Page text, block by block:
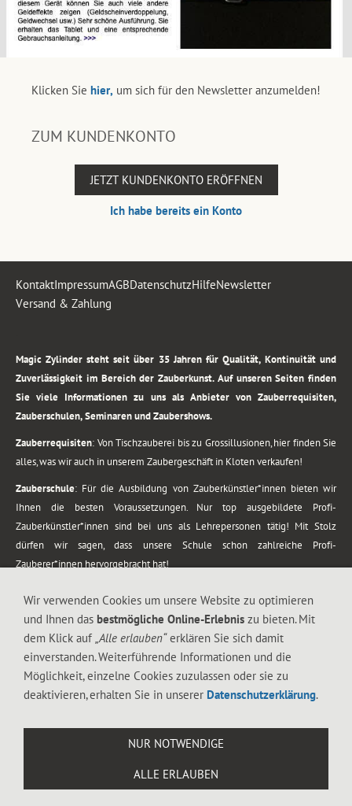
Klicken Sie hier, um sich für den Newsletter anzumelden!
ZUM KUNDENKONTO
JETZT KUNDENKONTO ERÖFFNEN
Ich habe bereits ein Konto
KontaktImpressumAGBDatenschutzHilfeNewsletter
Versand & Zahlung
Magic Zylinder steht seit über 35 Jahren für Qualität, Kontinuität und
Zuverlässigkeit im Bereich der Zauberkunst. Auf unseren Seiten finden
Sie viele Informationen zu uns als Anbieter von Zauberrequisiten,
Zauberschulen, Seminaren und Zaubershows.
Zauberrequisiten: Von Tischzauberei bis zu Grossillusionen, hier finden Sie
alles, was wir auch in unserem Zaubergeschäft in Kloten verkaufen!
Zauberschule: Für die Ausbildung von Zauberkünstler*innen bieten wir
Ihnen die besten Voraussetzungen. Nur top ausgebildete Profi-
Zauberkünstler*innen sind bei uns als Lehrepersonen tätig! Mit Stolz
dürfen wir sagen, dass unsere Schule schon zahlreiche Profi-
Zauberer*innen hervorgebracht hat!
vom Kinderprogramm bis zur Tischzauberei. Lassen Sie sich faszinieren von
meiner Zauber-Sprech-Show, angerührt mit sprachlichen Sequenzen,
gewürzt mit Gags und visuellen Illusionen wie Kaninchen, Vasen, Seilen,
Flughafenstrasse 4, 8302 Kloten
Wir verwenden Cookies um unsere Website zu optimieren
und Ihnen das bestmögliche Online-Erlebnis zu bieten. Mit
dem Klick auf „Alle erlauben“erklären Sie sich damit
einverstanden. Weiterführende Informationen und die
Möglichkeit, einzelne Cookies zuzulassen oder sie zu
deaktivieren, erhalten Sie in unserer Datenschutzerklärung.
NUR NOTWENDIGE
ALLE ERLAUBEN